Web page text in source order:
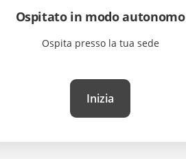
Ospitato in modo autonomo
Ospita presso la tua sede
Inizia